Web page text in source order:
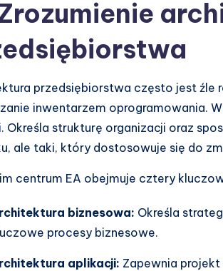
przedsiębiorstwa często jest źle
inwentarzem oprogramowania.
Określa strukturę organizacji oraz
ale taki, który dostosowuje się do
centrum EA obejmuje cztery
biznesowa: Określa
procesy biznesowe.
aplikacji: Zapewnia